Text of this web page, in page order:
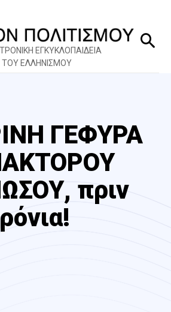
ΕΓΚΥΚΛΟΠΑΙΔΕΙΑ
ΤΟΥ ΕΛΛΗΝΙΣΜΟΥ
ΓΕΦΥΡΑ
πριν